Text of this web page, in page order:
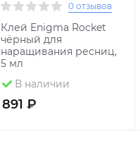
0 отзывов
Клей Enigma Rocket
чёрный для
наращивания ресниц,
5 мл
В наличии
891 ₽